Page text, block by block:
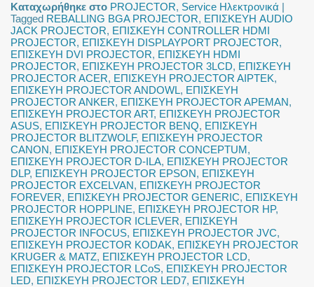
Καταχωρήθηκε στο PROJECTOR, Service Ηλεκτρονικά |
Tagged REBALLING BGA PROJECTOR, ΕΠΙΣΚΕΥΗ AUDIO
JACK PROJECTOR, ΕΠΙΣΚΕΥΗ CONTROLLER HDMI
PROJECTOR, ΕΠΙΣΚΕΥΗ DISPLAYPORT PROJECTOR,
ΕΠΙΣΚΕΥΗ DVI PROJECTOR, ΕΠΙΣΚΕΥΗ HDMI
PROJECTOR, ΕΠΙΣΚΕΥΗ PROJECTOR 3LCD, ΕΠΙΣΚΕΥΗ
PROJECTOR ACER, ΕΠΙΣΚΕΥΗ PROJECTOR AIPTEK,
ΕΠΙΣΚΕΥΗ PROJECTOR ANDOWL, ΕΠΙΣΚΕΥΗ
PROJECTOR ANKER, ΕΠΙΣΚΕΥΗ PROJECTOR APEMAN,
ΕΠΙΣΚΕΥΗ PROJECTOR ART, ΕΠΙΣΚΕΥΗ PROJECTOR
ASUS, ΕΠΙΣΚΕΥΗ PROJECTOR BENQ, ΕΠΙΣΚΕΥΗ
PROJECTOR BLITZWOLF, ΕΠΙΣΚΕΥΗ PROJECTOR
CANON, ΕΠΙΣΚΕΥΗ PROJECTOR CONCEPTUM,
ΕΠΙΣΚΕΥΗ PROJECTOR D-ILA, ΕΠΙΣΚΕΥΗ PROJECTOR
DLP, ΕΠΙΣΚΕΥΗ PROJECTOR EPSON, ΕΠΙΣΚΕΥΗ
PROJECTOR EXCELVAN, ΕΠΙΣΚΕΥΗ PROJECTOR
FOREVER, ΕΠΙΣΚΕΥΗ PROJECTOR GENERIC, ΕΠΙΣΚΕΥΗ
PROJECTOR HOPPLINE, ΕΠΙΣΚΕΥΗ PROJECTOR HP,
ΕΠΙΣΚΕΥΗ PROJECTOR ICLEVER, ΕΠΙΣΚΕΥΗ
PROJECTOR INFOCUS, ΕΠΙΣΚΕΥΗ PROJECTOR JVC,
ΕΠΙΣΚΕΥΗ PROJECTOR KODAK, ΕΠΙΣΚΕΥΗ PROJECTOR
KRUGER & MATZ, ΕΠΙΣΚΕΥΗ PROJECTOR LCD,
ΕΠΙΣΚΕΥΗ PROJECTOR LCoS, ΕΠΙΣΚΕΥΗ PROJECTOR
LED, ΕΠΙΣΚΕΥΗ PROJECTOR LED7, ΕΠΙΣΚΕΥΗ